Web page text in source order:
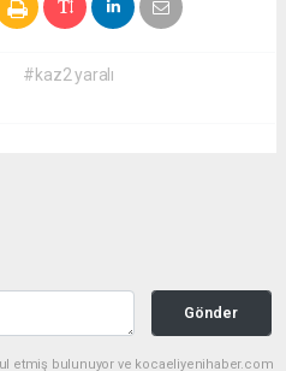
#kaz2 yaralı
Gönder
etmiş bulunuyor ve kocaeliyenihaber.com